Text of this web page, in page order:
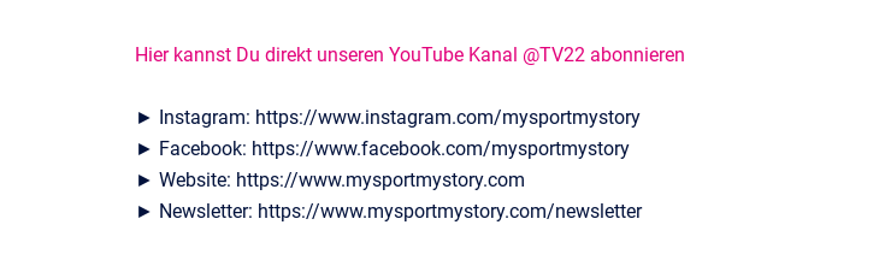
Hier kannst Du direkt unseren YouTube Kanal @TV22 abonnieren
► Instagram: https://www.instagram.com/mysportmystory
► Facebook: https://www.facebook.com/mysportmystory
► Website: https://www.mysportmystory.com
► Newsletter: https://www.mysportmystory.com/newsletter